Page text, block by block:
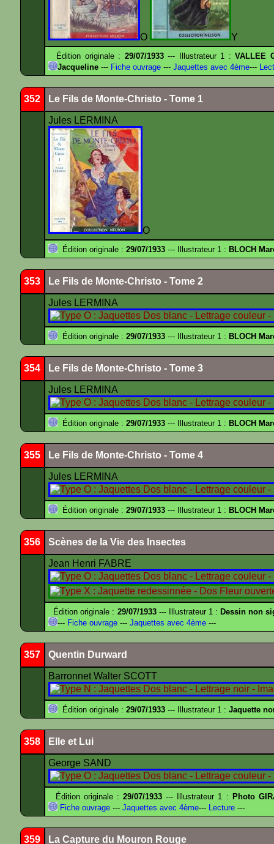
O Y
Édition originale : 29/07/1933--- Illustrateur 1 :VALLEE
Jacqueline --- Fiche ouvrage --- Jaquettes avec 4ème---
352 Le Fils de Monte-Christo - Tome 1
Jules LERMINA
O
Édition originale : 29/07/1933 --- Illustrateur 1 : BLOCH
353 Le Fils de Monte-Christo - Tome 2
Jules LERMINA
Édition originale : 29/07/1933 --- Illustrateur 1 : BLOCH
354 Le Fils de Monte-Christo - Tome 3
Jules LERMINA
Édition originale : 29/07/1933 --- Illustrateur 1 : BLOCH
355 Le Fils de Monte-Christo - Tome 4
Jules LERMINA
Édition originale : 29/07/1933 --- Illustrateur 1 : BLOCH
356 Scènes de la Vie des Insectes
Jean Henri FABRE
Édition originale : 29/07/1933--- Illustrateur 1 : Dessin non
--- Fiche ouvrage --- Jaquettes avec 4ème ---
357 Quentin Durward
Barronnet Walter SCOTT
Édition originale : 29/07/1933 --- Illustrateur 1 : Jaquette
358 Elle et Lui
George SAND
Édition originale :29/07/1933 --- Illustrateur 1 : Photo
Fiche ouvrage --- Jaquettes avec 4ème--- Lecture ---
359 La Capture du Mouron Rouge